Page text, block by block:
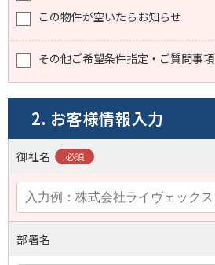
この物件が空いたらお知らせ
その他ご希望条件指定・ご質問事項
2. お客様情報入力
御社名
部署名